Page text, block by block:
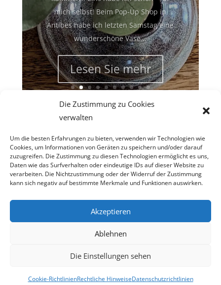
Die Zustimmung zu Cookies
verwalten
Um die besten Erfahrungen zu bieten, verwenden wir Technologien wie
Cookies, um Informationen von Geräten zu speichern und/oder darauf
zuzugreifen. Die Zustimmung zu diesen Technologien ermöglicht es uns,
Daten wie das Surfverhalten oder eindeutige IDs auf dieser Website zu
verarbeiten. Die Nichtzustimmung oder der Widerruf der Zustimmung
kann sich negativ auf bestimmte Merkmale und Funktionen auswirken.
Akzeptieren
Ablehnen
Die Einstellungen sehen
Cookie-RichtlinienRechtliche HinweiseDatenschutzrichtlinien
mich selbst! Beim Pop-Up Shop in
Antibes habe ich letzten Samstag eine
wunderschöne Vase...
Lesen Sie mehr
Copyright © 2026Pappelini
Powered by Wordpress / Designed by Divi